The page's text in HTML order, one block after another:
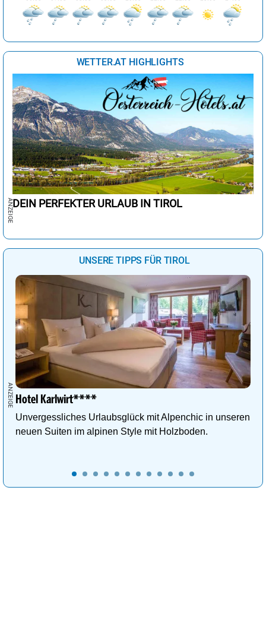
WETTER.AT HIGHLIGHTS
DEIN PERFEKTER URLAUB IN TIROL
UNSERE TIPPS FÜR TIROL
Hotel Karlwirt****
Unvergessliches Urlaubsglück mit Alpenchic in unseren
neuen Suiten im alpinen Style mit Holzboden.